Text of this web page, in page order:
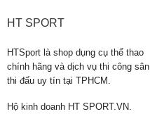
HT SPORT
HTSport là shop dụng cụ thể thao
chính hãng và dịch vụ thi công sân
thi đấu uy tín tại TPHCM.
Hộ kinh doanh HT SPORT.VN.